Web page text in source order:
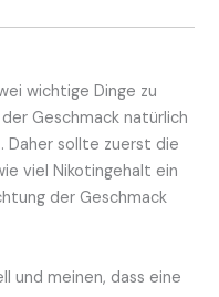
wichtige Dinge zu
Geschmack natürlich
Daher sollte zuerst die
viel Nikotingehalt ein
der Geschmack
und meinen, dass eine